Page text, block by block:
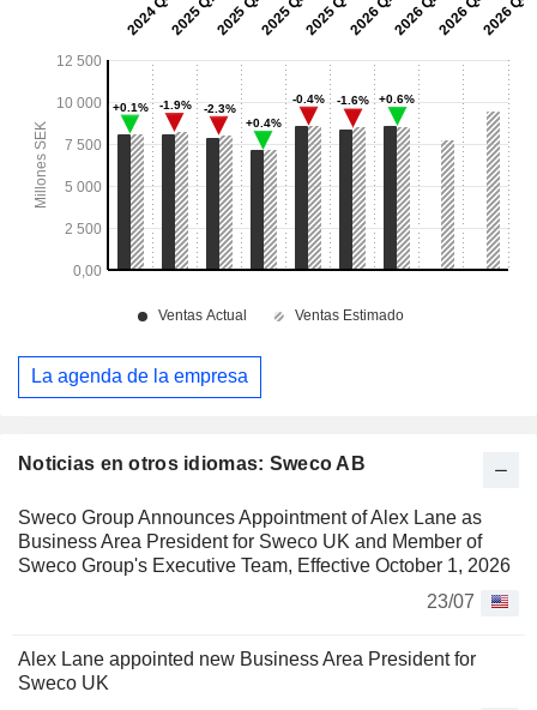
Noticias en otros idiomas: Sweco AB
Sweco Group Announces Appointment of Alex Lane as
Business Area President for Sweco UK and Member of
Sweco Group's Executive Team, Effective October 1, 2026
23/07
Alex Lane appointed new Business Area President for
Sweco UK
La agenda de la empresa